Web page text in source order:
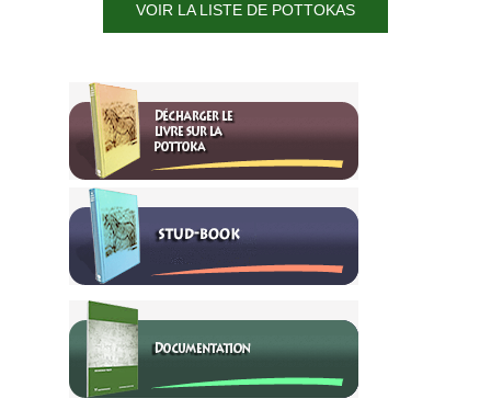
VOIR LA LISTE DE POTTOKAS